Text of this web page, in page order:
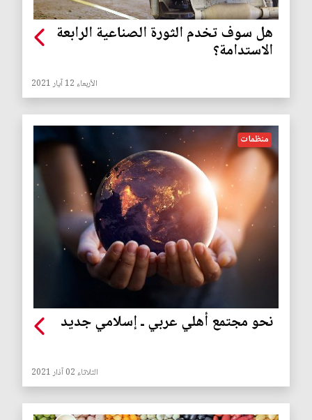
هل سوف تخدم الثورة الصناعية الرابعة
الاستدامة؟
الأربعاء 12 آيار 2021
منظمات
نحو مجتمع أهلي عربي ـ إسلامي جديد
الثلاثاء 02 آذار 2021